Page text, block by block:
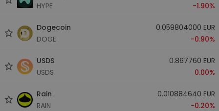
HYPE
-1.90%
Dogecoin
DOGE
0.059804000 EUR
-0.90%
USDS
USDS
0.867760 EUR
0.00%
Rain
RAIN
0.010884640 EUR
-0.20%